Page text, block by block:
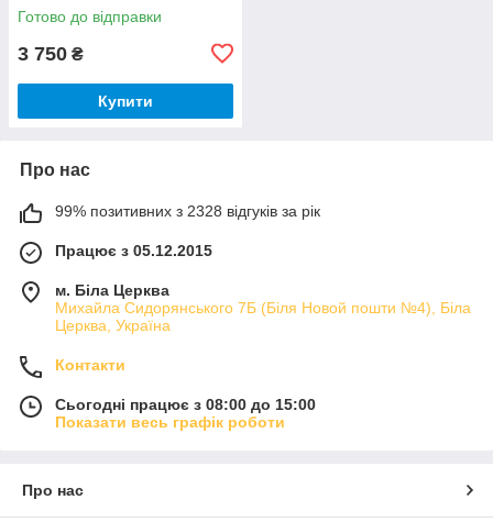
Готово до відправки
3 750 ₴
Купити
Про нас
99% позитивних з 2328 відгуків за рік
Працює з 05.12.2015
м. Біла Церква
Михайла Сидорянського 7Б (Біля Новой пошти №4), Біла
Церква, Україна
Контакти
Сьогодні працює з 08:00 до 15:00
Показати весь графік роботи
Про нас